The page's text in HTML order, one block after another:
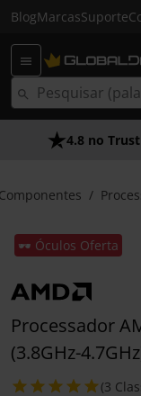
BlogMarcasSuporte
4.8 no
🕶️ Óculos Oferta
Processador
(3.8GHz-
(3